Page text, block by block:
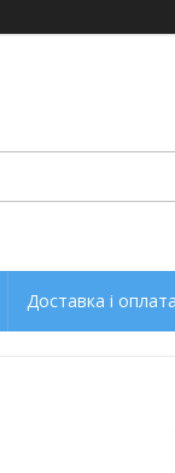
Доставка і оплата